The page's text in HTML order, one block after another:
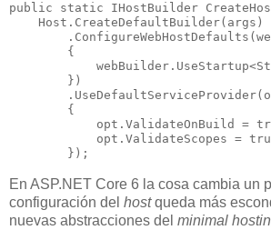
public static IHostBuilder
    Host.CreateDefaultBuilder(args)
        {
        })
        {
opt.ValidateOnBuild =
opt.ValidateScopes =
En ASP.NET Core 6 la cosa cambia un
configuración del hostqueda más
nuevas abstracciones del minimal